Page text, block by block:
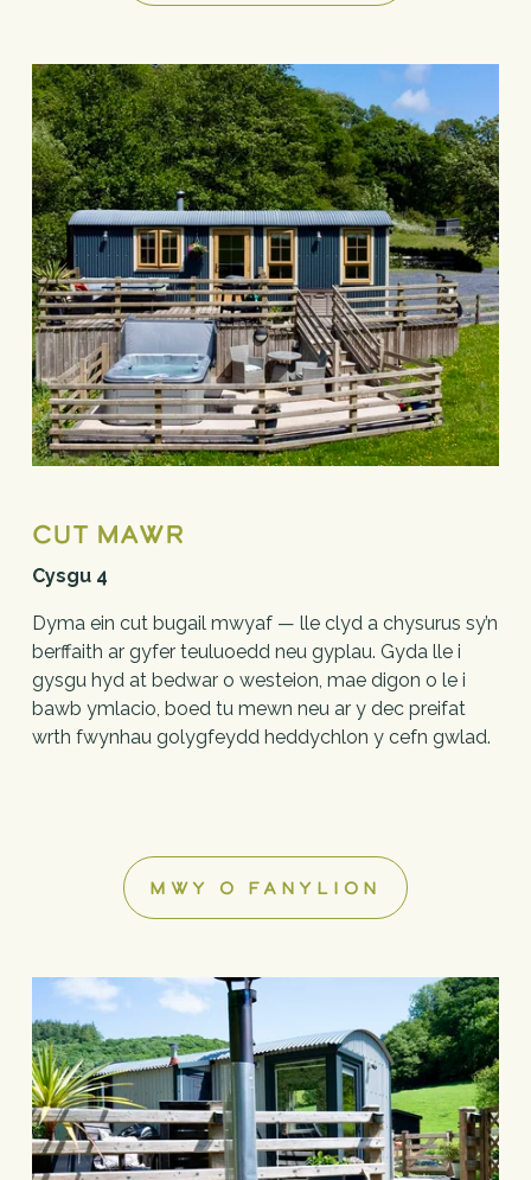
cut mawr
Cysgu 4
Dyma ein cut bugail mwyaf — lle clyd a chysurus sy’n
berffaith ar gyfer teuluoedd neu gyplau. Gyda lle i
gysgu hyd at bedwar o westeion, mae digon o le i
bawb ymlacio, boed tu mewn neu ar y dec preifat
wrth fwynhau golygfeydd heddychlon y cefn gwlad.
MWY O FANYLION